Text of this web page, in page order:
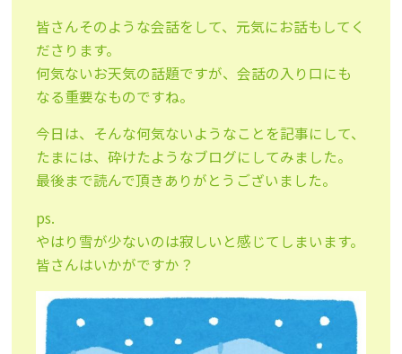
皆さんそのような会話をして、元気にお話もしてく
ださります。
何気ないお天気の話題ですが、会話の入り口にも
なる重要なものですね。
今日は、そんな何気ないようなことを記事にして、
たまには、砕けたようなブログにしてみました。
最後まで読んで頂きありがとうございました。
ps.
やはり雪が少ないのは寂しいと感じてしまいます。
皆さんはいかがですか？